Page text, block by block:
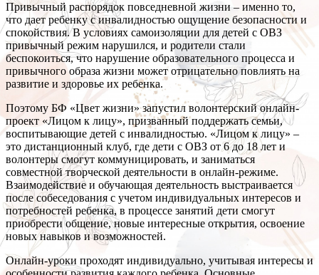
Привычный распорядок повседневной жизни – именно то,
что дает ребенку с инвалидностью ощущение безопасности и
спокойствия. В условиях самоизоляции для детей с ОВЗ
привычный режим нарушился, и родители стали
беспокоиться, что нарушение образовательного процесса и
привычного образа жизни может отрицательно повлиять на
развитие и здоровье их ребенка.
Поэтому БФ «Цвет жизни» запустил волонтерский онлайн-
проект «Лицом к лицу», призванный поддержать семьи,
воспитывающие детей с инвалидностью. «Лицом к лицу» –
это дистанционный клуб, где дети с ОВЗ от 6 до 18 лет и
волонтеры смогут коммуницировать, и заниматься
совместной творческой деятельности в онлайн-режиме.
Взаимодействие и обучающая деятельность выстраивается
после собеседования с учетом индивидуальных интересов и
потребностей ребенка, в процессе занятий дети смогут
приобрести общение, новые интересные открытия, освоение
новых навыков и возможностей.
Онлайн-уроки проходят индивидуально, учитывая интересы и